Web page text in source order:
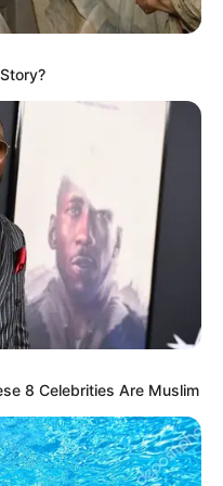
સિંધિયાના રાજીનામા
14 ધારાસભ્યોએ પણ
જોતા જ 3 દિવસથી પાણીમાં
ફાટ્યો
8 Celebrities Are Muslim